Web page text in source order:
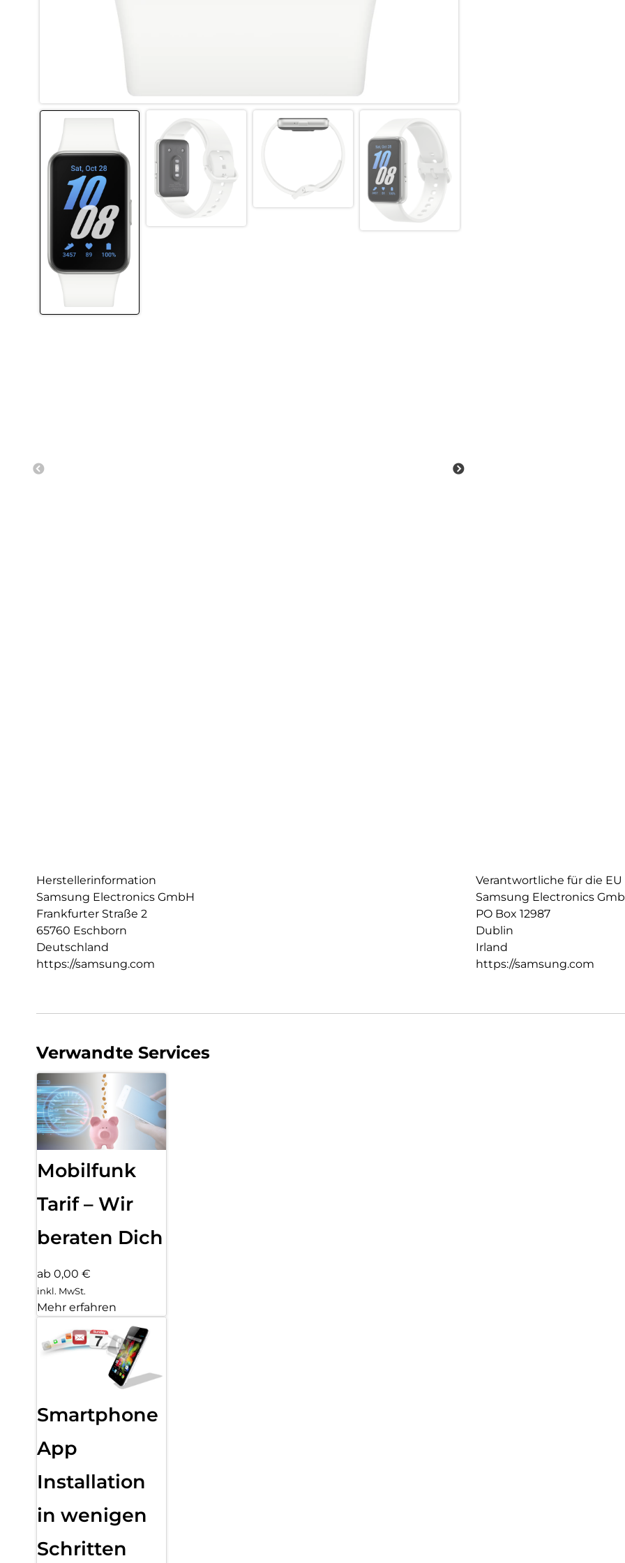
Herstellerinformation
Samsung Electronics GmbH
Frankfurter Straße 2
65760 Eschborn
Deutschland
https://samsung.com
Verantwortliche für die EU
Samsung Electronics
PO Box 12987
Dublin
Irland
https://samsung.com
Verwandte Services
Mobilfunk
Tarif – Wir
beraten Dich
ab 0,00 €
inkl. MwSt.
Mehr erfahren
Smartphone
App
Installation
in wenigen
Schritten